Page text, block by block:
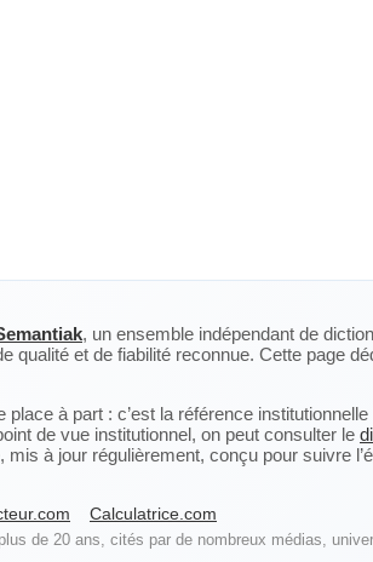
, un ensemble indépendant de
qualité et de fiabilité reconnue. Cette page
à part : c’est la référence
de vue institutionnel, on peut consulter le
à jour régulièrement, conçu pour suivre
Calculatrice.com
de 20 ans, cités par de nombreux médias,